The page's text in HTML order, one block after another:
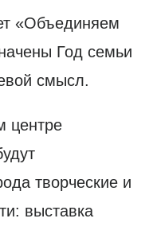
«Объединяем
Год семьи
смысл.
центре
творческие и
выставка